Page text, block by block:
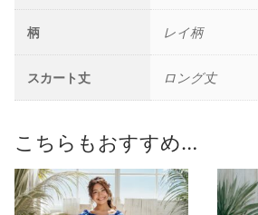
柄 レイ柄
スカート丈 ロング丈
こちらもおすすめ…